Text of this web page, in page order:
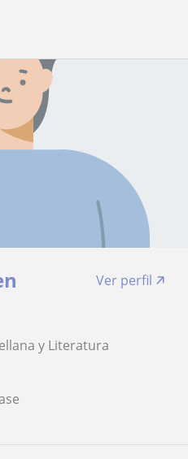
Ver perfil
y Literatura